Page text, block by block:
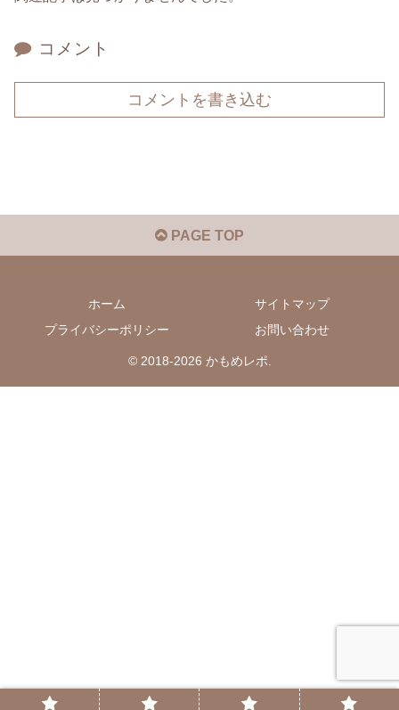
コメント
コメントを書き込む
PAGE TOP
ホーム
サイトマップ
プライバシーポリシー
お問い合わせ
© 2018-2026 かもめレポ.